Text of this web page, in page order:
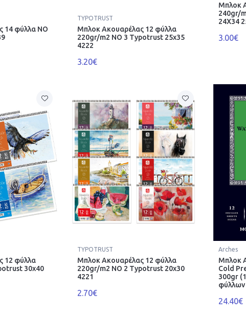
14 φύλλα ΝΟ
TYPOTRUST
Μπλοκ Ακουαρέλας 12 φύλλα
220gr/m2 ΝΟ 3 Typotrust 25x35
4222
3.20€
Μπλοκ
240gr/
24X34
3.00€
12 φύλλα
30x40
TYPOTRUST
Μπλοκ Ακουαρέλας 12 φύλλα
220gr/m2 ΝΟ 2 Typotrust 20x30
4221
2.70€
Arches
Μπλοκ
Cold
300gr
φύλλων
24.40€